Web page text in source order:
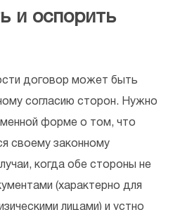
и оспорить
договор может быть
согласию сторон. Нужно
форме о том, что
своему законному
когда обе стороны не
(характерно для
лицами) и устно